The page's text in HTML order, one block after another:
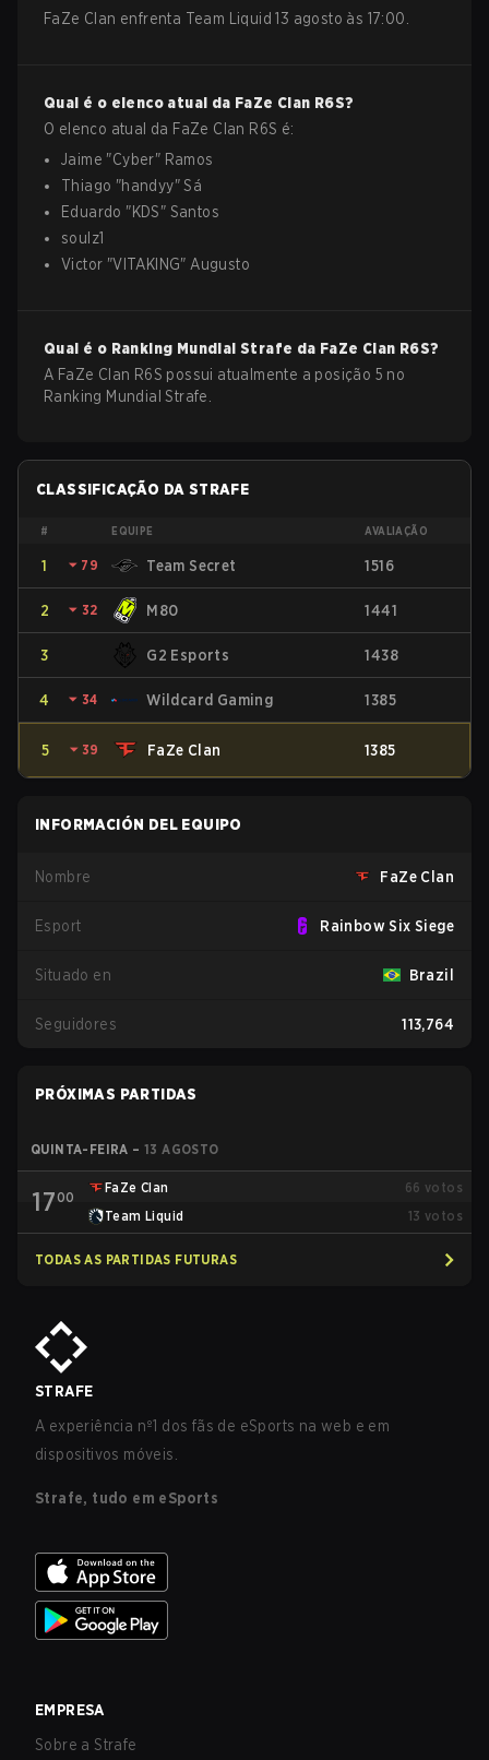
FaZe Clan enfrenta Team Liquid 13 agosto às 17:00.
Qual é o elenco atual da FaZe Clan R6S?
O elenco atual da FaZe Clan R6S é:
Jaime "Cyber" Ramos
Thiago "handyy"Sá
Eduardo "KDS" Santos
soulz1
Victor "VITAKING" Augusto
Qual é o Ranking Mundial Strafe da FaZe Clan R6S?
A FaZe Clan R6S possui atualmente a posição 5 no
Ranking Mundial Strafe.
CLASSIFICAÇÃO DA STRAFE
# EQUIPE AVALIAÇÃO
1 ⏷ 79 Team Secret 1516
2 ⏷ 32 M80 1441
3 G2 Esports 1438
4 ⏷ 34 Wildcard Gaming 1385
5 ⏷ 39 FaZe Clan 1385
INFORMACIÓN DEL EQUIPO
Nombre FaZe Clan
Esport Rainbow Six Siege
Situado en Brazil
Seguidores 113,764
PRÓXIMAS PARTIDAS
QUINTA-FEIRA – 13 AGOSTO
1700
FaZe Clan 66 votos
Team Liquid
13 votos
TODAS AS PARTIDAS FUTURAS
STRAFE
A experiência nº1 dos fãs de eSports na web e em
dispositivos móveis.
Strafe, tudo em eSports
EMPRESA
Sobre a Strafe